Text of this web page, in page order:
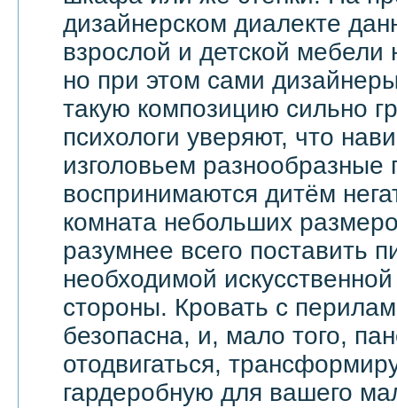
дизайнерском диалекте
взрослой и детской
но при этом сами
такую композицию сильно
психологи уверяют, что
изголовьем разнообразные
воспринимаются дитём
комната небольших
разумнее всего поставить
необходимой
стороны. Кровать с
безопасна, и, мало того,
отодвигаться,
гардеробную для вашего